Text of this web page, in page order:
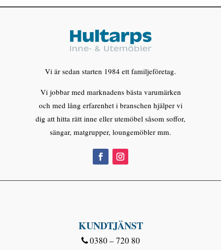
Vi är sedan starten 1984 ett familjeföretag.
Vi jobbar med marknadens bästa varumärken
och med lång erfarenhet i branschen hjälper vi
dig att hitta rätt inne eller utemöbel såsom soffor,
sängar, matgrupper, loungemöbler mm.
KUNDTJÄNST
0380 – 720 80